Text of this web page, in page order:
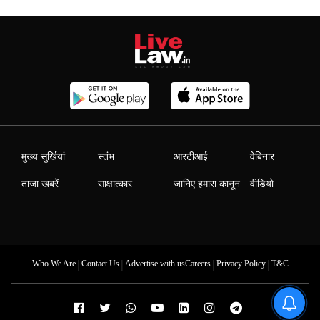
मुख्य सुर्खियां
ताजा खबरें
स्तंभ
साक्षात्कार
आरटीआई
जानिए हमारा कानून
वेबिनार
वीडियो
Who We Are| Contact Us| Advertise with usCareers| Privacy Policy| T&C